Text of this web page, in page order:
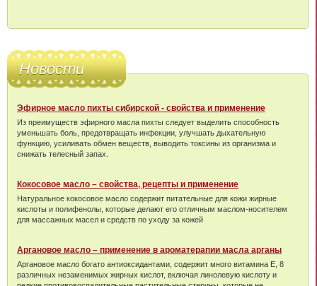
Новости
Эфирное масло пихты сибирской - свойства и применение
Из преимуществ эфирного масла пихты следует выделить способность
уменьшать боль, предотвращать инфекции, улучшать дыхательную
функцию, усиливать обмен веществ, выводить токсины из организма и
снижать телесный запах.
Кокосовое масло – свойства, рецепты и применение
Натуральное кокосовое масло содержит питательные для кожи жирные
кислоты и полифенолы, которые делают его отличным маслом-носителем
для массажных масел и средств по уходу за кожей
Аргановое масло – применение в ароматерапии масла арганы
Аргановое масло богато антиоксидантами, содержит много витамина Е, 8
различных незаменимых жирных кислот, включая линолевую кислоту и